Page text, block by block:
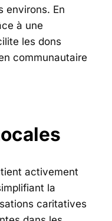
environs. En
à une
les dons
communautaire
activement
la
caritatives